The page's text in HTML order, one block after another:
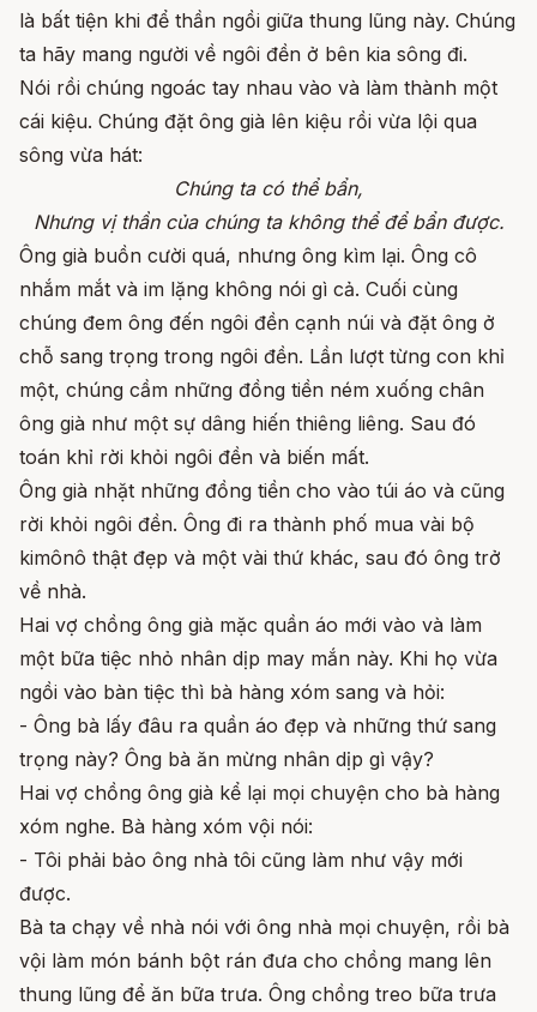
là bất tiện khi để thần ngồi giữa thung lũng này. Chúng
ta hãy mang người về ngôi đền ở bên kia sông đi.
Nói rồi chúng ngoác tay nhau vào và làm thành một
cái kiệu. Chúng đặt ông già lên kiệu rồi vừa lội qua
sông vừa hát:
Chúng ta có thể bẩn,
Nhưng vị thần của chúng ta không thể để bẩn được.
Ông già buồn cười quá, nhưng ông kìm lại. Ông cô
nhắm mắt và im lặng không nói gì cả. Cuối cùng
chúng đem ông đến ngôi đền cạnh núi và đặt ông ở
chỗ sang trọng trong ngôi đền. Lần lượt từng con khỉ
một, chúng cầm những đồng tiền ném xuống chân
ông già như một sự dâng hiến thiêng liêng. Sau đó
toán khỉ rời khỏi ngôi đền và biến mất.
Ông già nhặt những đồng tiền cho vào túi áo và cũng
rời khỏi ngôi đền. Ông đi ra thành phố mua vài bộ
kimônô thật đẹp và một vài thứ khác, sau đó ông trở
về nhà.
Hai vợ chồng ông già mặc quần áo mới vào và làm
một bữa tiệc nhỏ nhân dịp may mắn này. Khi họ vừa
ngồi vào bàn tiệc thì bà hàng xóm sang và hỏi:
- Ông bà lấy đâu ra quần áo đẹp và những thứ sang
trọng này? Ông bà ăn mừng nhân dịp gì vậy?
Hai vợ chồng ông già kể lại mọi chuyện cho bà hàng
xóm nghe. Bà hàng xóm vội nói:
- Tôi phải bảo ông nhà tôi cũng làm như vậy mới
được.
Bà ta chạy về nhà nói với ông nhà mọi chuyện, rồi bà
vội làm món bánh bột rán đưa cho chồng mang lên
thung lũng để ăn bữa trưa. Ông chồng treo bữa trưa